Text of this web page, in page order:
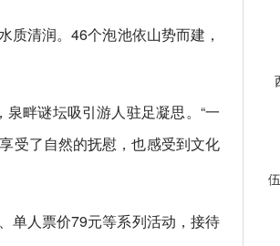
清润。46个泡池依山势而建，
畔谜坛吸引游人驻足凝思。“一
受了自然的抚慰，也感受到文化
单人票价79元等系列活动，接待